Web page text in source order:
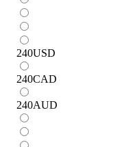
240USD
240CAD
240AUD